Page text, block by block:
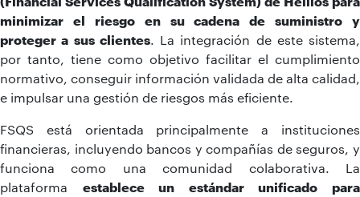
minimizar el riesgo en su cadena de suministro y
proteger a sus clientes. La integración de este sistema,
por tanto, tiene como objetivo facilitar el cumplimiento
normativo, conseguir información validada de alta calidad,
e impulsar una gestión de riesgos más eficiente.
FSQS está orientada principalmente a instituciones
financieras, incluyendo bancos y compañías de seguros, y
funciona como una comunidad colaborativa. La
plataforma establece un estándar unificado para